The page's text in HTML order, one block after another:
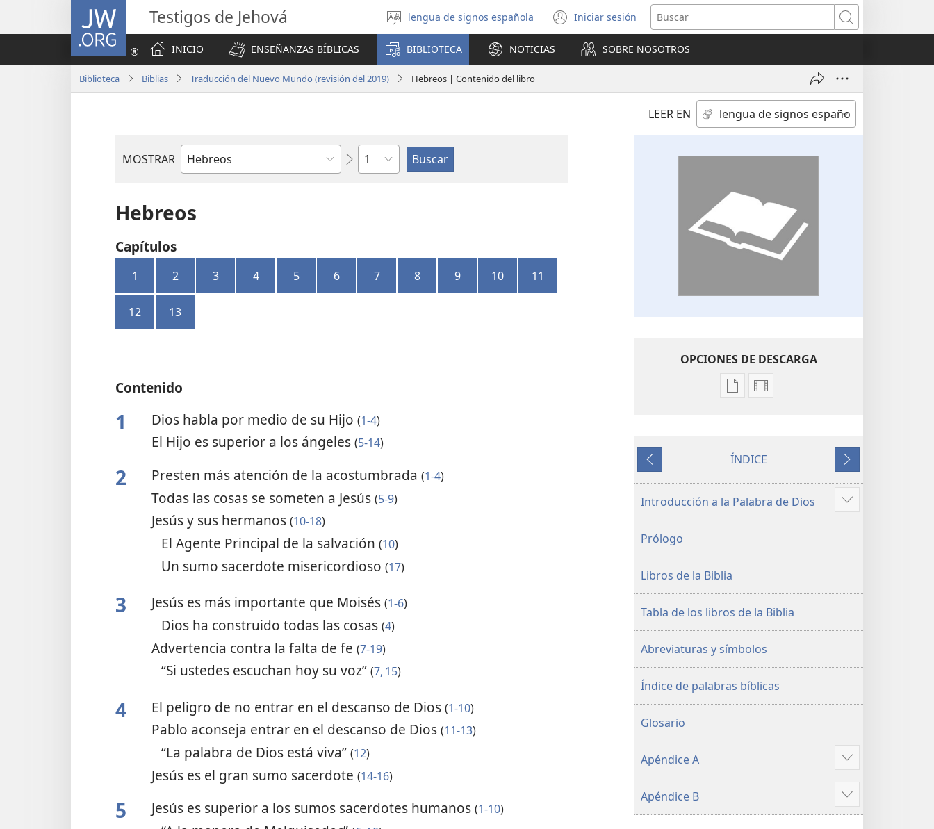
JW.ORG Testigos de Jehová
Seleccionar
idioma
lengua de signos española Iniciar sesión
(abre
una
nueva
ventana)
Buscar
INICIO
ENSEÑANZAS BÍBLICAS BIBLIOTECA NOTICIAS SOBRE NOSOTROS
Biblioteca Biblias Traducción del Nuevo Mundo (revisión del 2019) Hebreos | Contenido del libro
LEER EN
MOSTRAR
Libro
Biblia
Capítulo
Hebreos
Capítulos
1 2 3 4 5 6 7 8 9 10 11
12 13
Contenido
1 Dios habla por medio de su Hijo (1-4)
El Hijo es superior a los ángeles (5-14)
2 Presten más atención de la acostumbrada (1-4)
Todas las cosas se someten a Jesús (5-9)
Jesús y sus hermanos (10-18)
El Agente Principal de la salvación(10)
Un sumo sacerdote misericordioso(17)
3 Jesús es más importante que Moisés (1-6)
Dios ha construido todas las cosas(4)
Advertencia contra la falta de fe (7-19)
“Si ustedes escuchan hoy su voz”(7, 15)
4 El peligro de no entrar en el descanso de Dios (1-10)
Pablo aconseja entrar en el descanso de Dios (11-13)
“La palabra de Dios está viva”(12)
Jesús es el gran sumo sacerdote (14-16)
5 Jesús es superior a los sumos sacerdotes humanos (1-10)
OPCIONES DE DESCARGA
Opciones
publicaciones
Biblia.
Traducción
Mundo
del
2019)
Opciones
video
Biblia.
Traducción
Mundo
del
2019)
Anterior
ÍNDICE
Siguiente
Introducción a la Palabra de Dios
Mostrar
más
Prólogo
Libros de la Biblia
Tabla de los libros de la Biblia
Abreviaturas y símbolos
Índice de palabras bíblicas
Glosario
Apéndice A
Mostrar
más
Apéndice B
Mostrar
más